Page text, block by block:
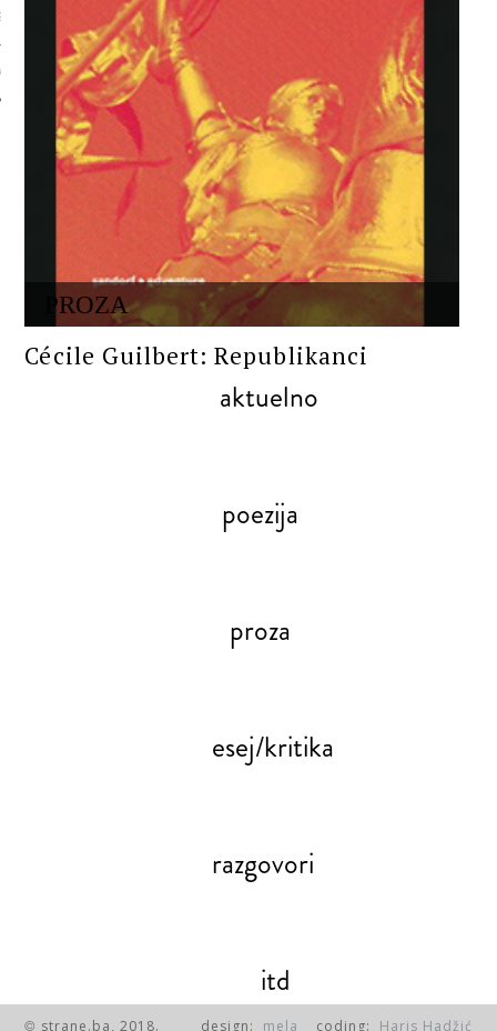
PROZA
Cécile Guilbert: Republikanci
aktuelno
poezija
proza
esej/kritika
razgovori
itd
© strane.ba, 2018. design: mela coding: Haris Hadžić